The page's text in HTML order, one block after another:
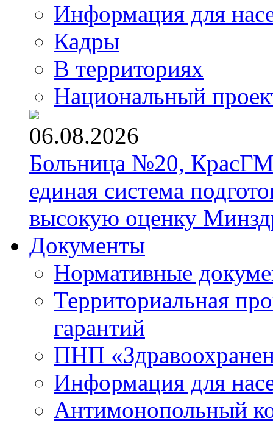
Информация для
Кадры
В территориях
Национальный
06.08.2026
Больница №20,
единая система
высокую оценку
Документы
Нормативные
Территориальная
гарантий
ПНП
Информация для
Антимонопольный